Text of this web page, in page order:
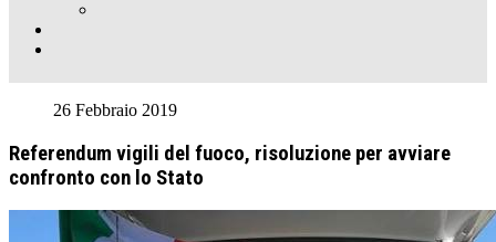
26 Febbraio 2019
Referendum vigili del fuoco, risoluzione per avviare
confronto con lo Stato